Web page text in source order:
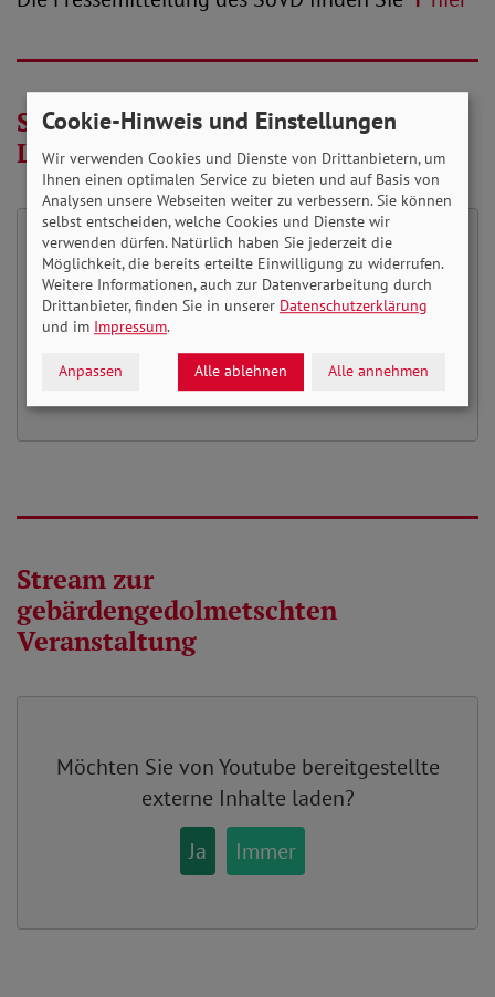
Stream zur Veranstaltung in
Leichter Sprache
Möchten Sie vonYoutubebereitgestellte
externe Inhalte laden?
Ja
Immer
Stream zur
gebärdengedolmetschten
Veranstaltung
Möchten Sie vonYoutube bereitgestellte
externe Inhalte laden?
Ja
Immer
Cookie-Hinweis und Einstellungen
Wir verwenden Cookies und Dienste von Drittanbietern, um
Ihnen einen optimalen Service zu bieten und auf Basis von
Analysen unsere Webseiten weiter zu verbessern. Sie können
selbst entscheiden, welche Cookies und Dienste wir
verwenden dürfen. Natürlich haben Sie jederzeit die
Möglichkeit, die bereits erteilte Einwilligung zu widerrufen.
Weitere Informationen, auch zur Datenverarbeitung durch
Drittanbieter, finden Sie in unserer Datenschutzerklärung
und im Impressum.
Anpassen Alle ablehnen Alle annehmen